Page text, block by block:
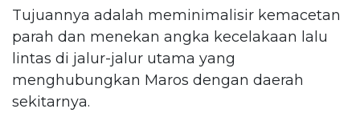
Tujuannya adalah meminimalisir kemacetan
parah dan menekan angka kecelakaan lalu
lintas di jalur-jalur utama yang
menghubungkan Maros dengan daerah
sekitarnya.